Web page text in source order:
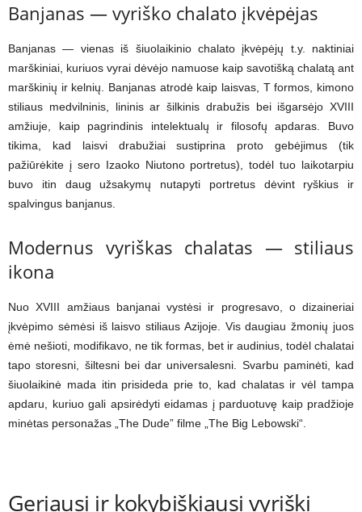
Banjanas — vyriško chalato įkvėpėjas
Banjanas — vienas iš šiuolaikinio chalato įkvėpėjų t.y. naktiniai
marškiniai, kuriuos vyrai dėvėjo namuose kaip savotišką chalatą ant
marškinių ir kelnių. Banjanas atrodė kaip laisvas, T formos, kimono
stiliaus medvilninis, lininis ar šilkinis drabužis bei išgarsėjo XVIII
amžiuje, kaip pagrindinis intelektualų ir filosofų apdaras. Buvo
tikima, kad laisvi drabužiai sustiprina proto gebėjimus (tik
pažiūrėkite į sero Izaoko Niutono portretus), todėl tuo laikotarpiu
buvo itin daug užsakymų nutapyti portretus dėvint ryškius ir
spalvingus banjanus.
Modernus vyriškas chalatas — stiliaus
ikona
Nuo XVIII amžiaus banjanai vystėsi ir progresavo, o dizaineriai
įkvėpimo sėmėsi iš laisvo stiliaus Azijoje. Vis daugiau žmonių juos
ėmė nešioti, modifikavo, ne tik formas, bet ir audinius, todėl chalatai
tapo storesni, šiltesni bei dar universalesni. Svarbu paminėti, kad
šiuolaikinė mada itin prisideda prie to, kad chalatas ir vėl tampa
apdaru, kuriuo gali apsirėdyti eidamas į parduotuvę kaip pradžioje
minėtas personažas „The Dude” filme „The Big Lebowski“.
Geriausi ir kokybiškiausi vyriški